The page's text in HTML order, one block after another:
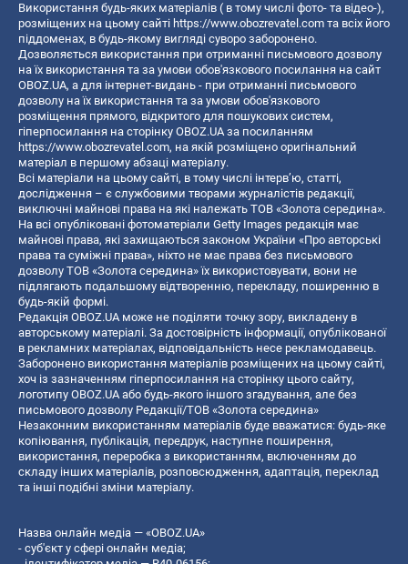
Використання будь-яких матеріалів ( в тому числі фото- та відео-),
розміщених на цьому сайті https://www.obozrevatel.com та всіх його
піддоменах, в будь-якому вигляді суворо заборонено.
Дозволяється використання при отриманні письмового дозволу
на їх використання та за умови обов'язкового посилання на сайт
OBOZ.UA, а для інтернет-видань - при отриманні письмового
дозволу на їх використання та за умови обов'язкового
розміщення прямого, відкритого для пошукових систем,
гіперпосилання на сторінку OBOZ.UA за посиланням
https://www.obozrevatel.com, на якій розміщено оригінальний
матеріал в першому абзаці матеріалу.
Всі матеріали на цьому сайті, в тому числі інтерв’ю, статті,
дослідження – є службовими творами журналістів редакції,
виключні майнові права на які належать ТОВ «Золота середина».
На всі опубліковані фотоматеріали Getty Images редакція має
майнові права, які захищаються законом України «Про авторські
права та суміжні права», ніхто не має права без письмового
дозволу ТОВ «Золота середина» їх використовувати, вони не
підлягають подальшому відтворенню, перекладу, поширенню в
будь-якій формі.
Редакція OBOZ.UA може не поділяти точку зору, викладену в
авторському матеріалі. За достовірність інформації, опублікованої
в рекламних матеріалах, відповідальність несе рекламодавець.
Заборонено використання матеріалів розміщених на цьому сайті,
хоч із зазначенням гіперпосилання на сторінку цього сайту,
логотипу OBOZ.UA або будь-якого іншого згадування, але без
письмового дозволу Редакції/ТОВ «Золота середина»
Незаконним використанням матеріалів буде вважатися: будь-яке
копiювання, публiкацiя, передрук, наступне поширення,
використання, переробка з використанням, включенням до
складу інших матеріалів, розповсюдження, адаптація, переклад
та інші подібні зміни матеріалу.
Назва онлайн медіа — «OBOZ.UA»
- суб'єкт у сфері онлайн медіа;